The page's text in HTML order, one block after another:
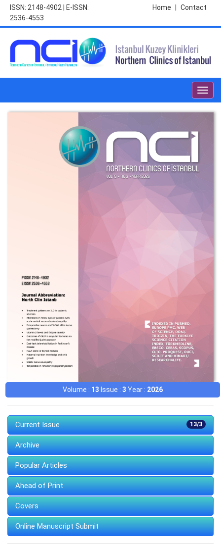
ISSN: 2148-4902 | E-ISSN:
2536-4553
Contact
Home
Volume : 13 Issue : 3 Year : 2026
13/3
Current Issue
Archive
Popular Articles
Ahead of Print
Covers
Online Manuscript Submit